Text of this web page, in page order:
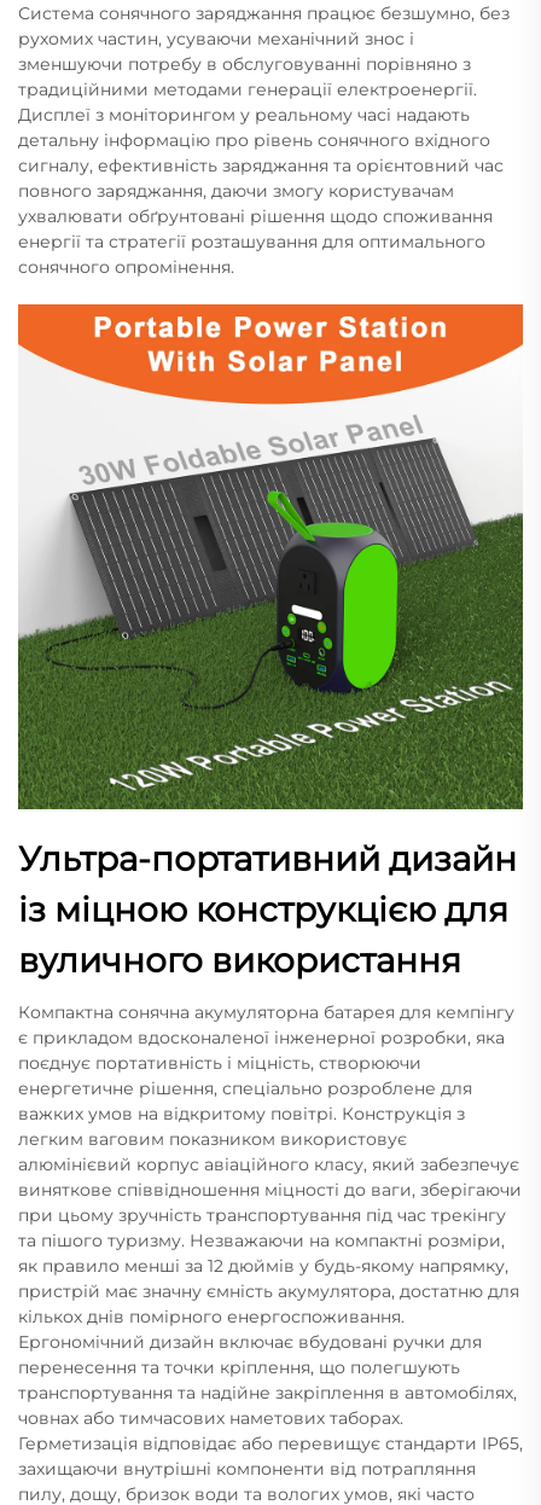
Система сонячного заряджання працює безшумно, без
рухомих частин, усуваючи механічний знос і
зменшуючи потребу в обслуговуванні порівняно з
традиційними методами генерації електроенергії.
Дисплеї з моніторингом у реальному часі надають
детальну інформацію про рівень сонячного вхідного
сигналу, ефективність заряджання та орієнтовний час
повного заряджання, даючи змогу користувачам
ухвалювати обґрунтовані рішення щодо споживання
енергії та стратегії розташування для оптимального
сонячного опромінення.
Ультра-портативний дизайн
із міцною конструкцією для
вуличного використання
Компактна сонячна акумуляторна батарея для кемпінгу
є прикладом вдосконаленої інженерної розробки, яка
поєднує портативність і міцність, створюючи
енергетичне рішення, спеціально розроблене для
важких умов на відкритому повітрі. Конструкція з
легким ваговим показником використовує
алюмінієвий корпус авіаційного класу, який забезпечує
виняткове співвідношення міцності до ваги, зберігаючи
при цьому зручність транспортування під час трекінгу
та пішого туризму. Незважаючи на компактні розміри,
як правило менші за 12 дюймів у будь-якому напрямку,
пристрій має значну ємність акумулятора, достатню для
кількох днів помірного енергоспоживання.
Ергономічний дизайн включає вбудовані ручки для
перенесення та точки кріплення, що полегшують
транспортування та надійне закріплення в автомобілях,
човнах або тимчасових наметових таборах.
Герметизація відповідає або перевищує стандарти IP65,
захищаючи внутрішні компоненти від потрапляння
пилу, дощу, бризок води та вологих умов, які часто